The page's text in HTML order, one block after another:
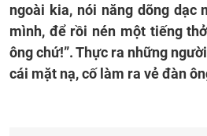
ngoài kia, nói năng dõng dạc
mình, để rồi nén một tiếng
ông chứ!”. Thực ra những
cái mặt nạ, cố làm ra vẻ đàn